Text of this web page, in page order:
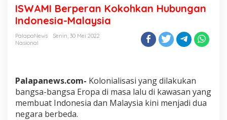
ISWAMI Berperan Kokohkan Hubungan
Indonesia-Malaysia
PalapaNews
Senin, 30 Mei 2022
Nasional
Palapanews.com- Kolonialisasi yang dilakukan
bangsa-bangsa Eropa di masa lalu di kawasan yang
membuat Indonesia dan Malaysia kini menjadi dua
negara berbeda.